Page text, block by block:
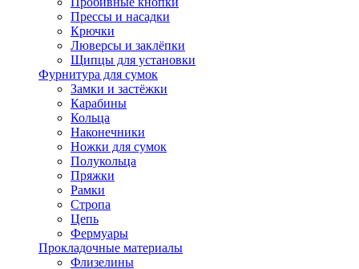
Прессы и насадки
Крючки
Люверсы и заклёпки
Щипцы для установки
Фурнитура для сумок
Замки и застёжки
Карабины
Кольца
Наконечники
Ножки для сумок
Полукольца
Пряжки
Рамки
Стропа
Цепь
Фермуары
Прокладочные материалы
Флизелины